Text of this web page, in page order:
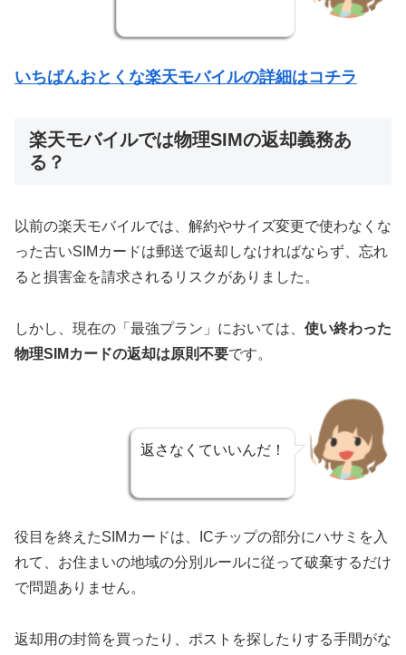
いちばんおとくな楽天モバイルの詳細はコチラ
楽天モバイルでは物理SIMの返却義務あ
る？
以前の楽天モバイルでは、解約やサイズ変更で使わなくな
った古いSIMカードは郵送で返却しなければならず、忘れ
ると損害金を請求されるリスクがありました。
しかし、現在の「最強プラン」においては、 使い終わった
物理SIMカードの返却は原則不要です。
返さなくていいんだ！
役目を終えたSIMカードは、ICチップの部分にハサミを入
れて、お住まいの地域の分別ルールに従って破棄するだけ
で問題ありません。
返却用の封筒を買ったり、ポストを探したりする手間がな